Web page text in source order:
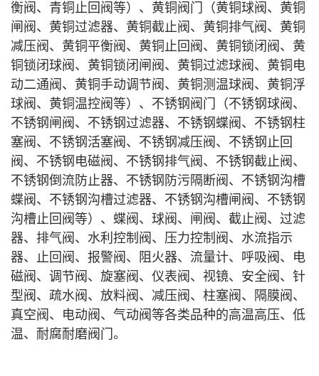
衡阀、青铜止回阀等）、黄铜阀门（黄铜球阀、黄铜
闸阀、黄铜过滤器、黄铜截止阀、黄铜排气阀、黄铜
减压阀、黄铜平衡阀、黄铜止回阀、黄铜锁闭阀、黄
铜锁闭球阀、黄铜锁闭闸阀、黄铜过滤球阀、黄铜电
动二通阀、黄铜手动调节阀、黄铜测温球阀、黄铜浮
球阀、黄铜温控阀等）、不锈钢阀门（不锈钢球阀、
不锈钢闸阀、不锈钢过滤器、不锈钢蝶阀、不锈钢柱
塞阀、不锈钢活塞阀、不锈钢减压阀、不锈钢止回
阀、不锈钢电磁阀、不锈钢排气阀、不锈钢截止阀、
不锈钢倒流防止器、不锈钢防污隔断阀、不锈钢沟槽
蝶阀、不锈钢沟槽过滤器、不锈钢沟槽闸阀、不锈钢
沟槽止回阀等）、蝶阀、球阀、闸阀、截止阀、过滤
器、排气阀、水利控制阀、压力控制阀、水流指示
器、止回阀、报警阀、阻火器、流量计、呼吸阀、电
磁阀、调节阀、旋塞阀、仪表阀、视镜、安全阀、针
型阀、疏水阀、放料阀、减压阀、柱塞阀、隔膜阀、
真空阀、电动阀、气动阀等各类品种的高温高压、低
温、耐腐耐磨阀门。